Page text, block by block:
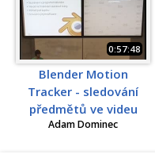
0:57:48
Blender Motion
Tracker - sledování
předmětů ve videu
Adam Dominec